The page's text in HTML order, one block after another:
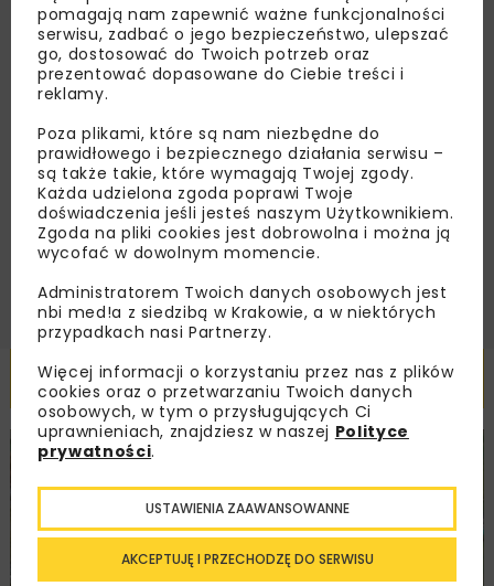
zaproszenia na wydarzenia, atrakcyjne oferty i
dedykowane akcje specjalne.
Zapoznałam/em się zPolityką Prywatności
Regulaminemoraz wyrażam zgodę na otrzymywanie na
podany przeze mnie adres e-mail korespondencji
handlowej w postaci newslettera.
ZAPISZ MNIE
Powiązane artykuły
pomagają nam zapewnić ważne funkcjonalności
serwisu, zadbać o jego bezpieczeństwo, ulepszać
go, dostosować do Twoich potrzeb oraz
prezentować dopasowane do Ciebie treści i
reklamy.
Poza plikami, które są nam niezbędne do
prawidłowego i bezpiecznego działania serwisu –
są także takie, które wymagają Twojej zgody.
Każda udzielona zgoda poprawi Twoje
doświadczenia jeśli jesteś naszym Użytkownikiem.
Zgoda na pliki cookies jest dobrowolna i można ją
wycofać w dowolnym momencie.
Administratorem Twoich danych osobowych jest
nbi med!a z siedzibą w Krakowie, a w niektórych
przypadkach nasi Partnerzy.
Więcej informacji o korzystaniu przez nas z plików
cookies oraz o przetwarzaniu Twoich danych
osobowych, w tym o przysługujących Ci
uprawnieniach, znajdziesz w naszej Polityce
prywatności.
AKCEPTUJĘ I PRZECHODZĘ DO SERWISU
USTAWIENIA ZAAWANSOWANNE